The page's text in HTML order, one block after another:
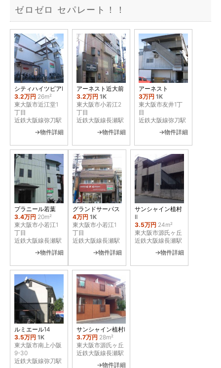
ゼロゼロ セパレート！！
シティハイツピアⅠ
3.2万円 26m²
東大阪市近江堂1
丁目
近鉄大阪線弥刀駅
→物件詳細
アーネスト近大前
3.2万円 1K
東大阪市小若江2
丁目
近鉄大阪線長瀬駅
→物件詳細
アーネスト
3万円 1K
東大阪市友井1丁
目
近鉄大阪線弥刀駅
→物件詳細
プラニール若葉
3.4万円 20m²
東大阪市小若江1
丁目
近鉄大阪線長瀬駅
→物件詳細
グランドサーパス
4万円 1K
東大阪市小若江1
丁目
近鉄大阪線長瀬駅
→物件詳細
サンシャイン植村
Ⅱ
3.5万円 24m²
東大阪市源氏ヶ丘
近鉄大阪線長瀬駅
→物件詳細
ルミエール14
3.5万円 1K
東大阪市南上小阪
9-30
近鉄大阪線弥刀駅
サンシャイン植村Ⅰ
3.7万円 28m²
東大阪市源氏ヶ丘
近鉄大阪線長瀬駅
→物件詳細